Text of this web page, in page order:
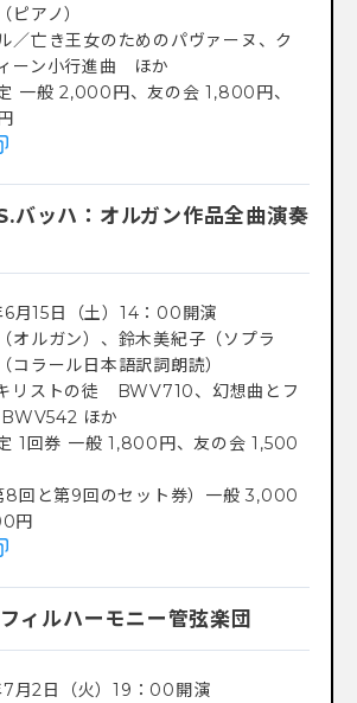
ピアノ）
／亡き王女のためのパヴァーヌ、ク
ーン小行進曲 ほか
一般 2,000円、友の会 1,800円、
ッハ：オルガン作品全曲演奏
月15日（土）14：00開演
オルガン）、鈴木美紀子（ソプラ
コラール日本語訳詞朗読）
リストの徒 BWV710、幻想曲とフ
ほか
1回券 一般 1,800円、友の会 1,500
8回と第9回のセット券）一般 3,000
円
ィルハーモニー管弦楽団
月2日（火）19：00開演